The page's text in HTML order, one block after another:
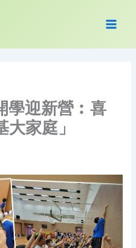
學迎新營︰喜
家庭」